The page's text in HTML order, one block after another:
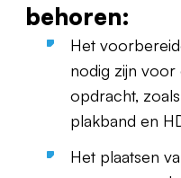
behoren:
Het
nodig zijn voor
opdracht,
plakband en
Het plaatsen